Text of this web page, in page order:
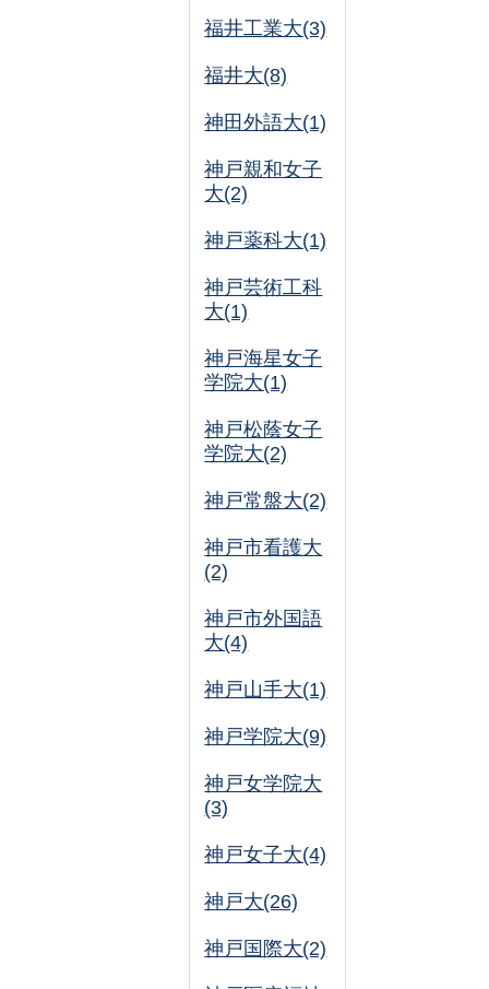
福井工業大(3)
福井大(8)
神田外語大(1)
神戸親和女子
大(2)
神戸薬科大(1)
神戸芸術工科
大(1)
神戸海星女子
学院大(1)
神戸松蔭女子
学院大(2)
神戸常盤大(2)
神戸市看護大
(2)
神戸市外国語
大(4)
神戸山手大(1)
神戸学院大(9)
神戸女学院大
(3)
神戸女子大(4)
神戸大(26)
神戸国際大(2)